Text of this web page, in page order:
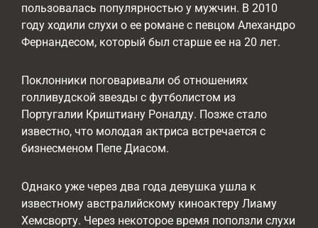
пользовалась популярностью у мужчин. В 2010
году ходили слухи о ее романе с певцом Алехандро
Фернандесом, который был старше ее на 20 лет.
Поклонники поговаривали об отношениях
голливудской звезды с футболистом из
Португалии Криштиану Роналду. Позже стало
известно, что молодая актриса встречается с
бизнесменом Пепе Диасом.
Однако уже через два года девушка ушла к
известному австралийскому киноактеру Лиаму
Хемсворту. Через некоторое время поползли слухи